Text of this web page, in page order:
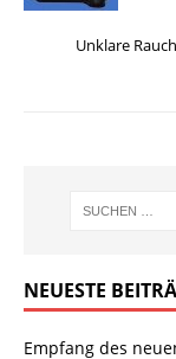
Unklare
NEUESTE
Empfang des